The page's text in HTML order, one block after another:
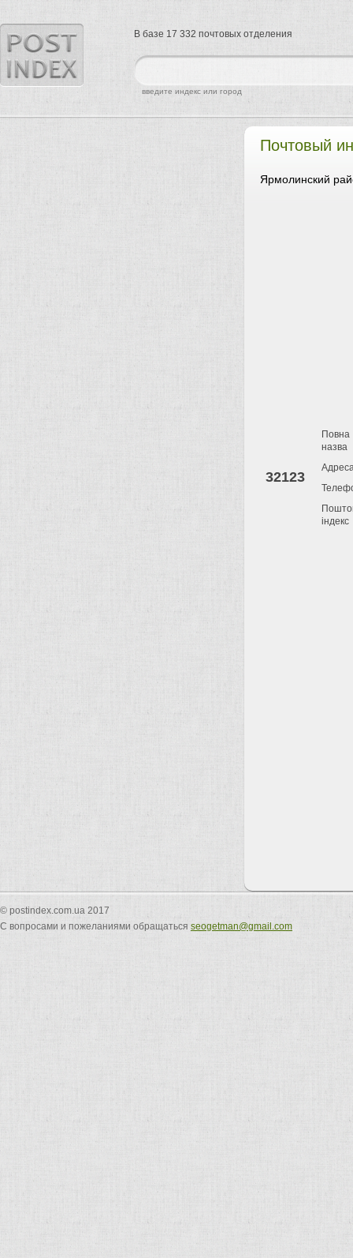
Почтовый
Ярмолинский
32123
Повна
назва
індекс
найти
введите индекс или город
В базе 17 332 почтовых отделения
© postindex.com.ua 2017
С вопросами и пожеланиями обращаться seogetman@gmail.com